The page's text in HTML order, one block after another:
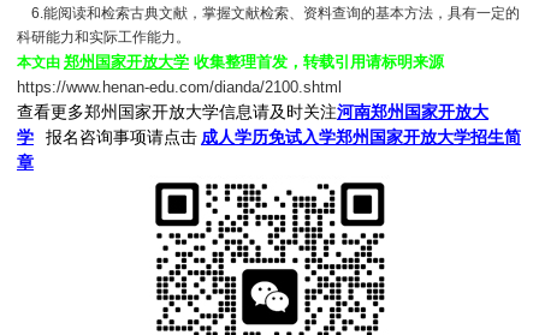
6.能阅读和检索古典文献，掌握文献检索、资料查询的基本方法，具有一定的
科研能力和实际工作能力。
本文由 郑州国家开放大学收集整理首发，转载引用请标明来源
https://www.henan-edu.com/dianda/2100.shtml
查看更多郑州国家开放大学信息请及时关注河南郑州国家开放大
学
报名咨询事项请点击成人学历免试入学郑州国家开放大学招生简
章